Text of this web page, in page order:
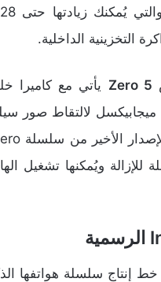
التخزينية الداخلية.
Zero 5
ميجابيكسل بالإضافة إلى كاميرا أمامية بدقة 16
أمبير غير قابلة للإزالة